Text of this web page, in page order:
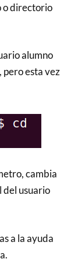
o directorio
alumno
pero esta vez
cambia
usuario
a la ayuda